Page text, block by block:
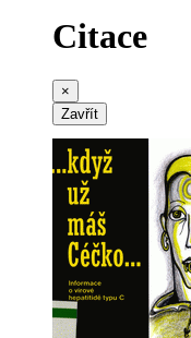
Citace
×
Zavřít